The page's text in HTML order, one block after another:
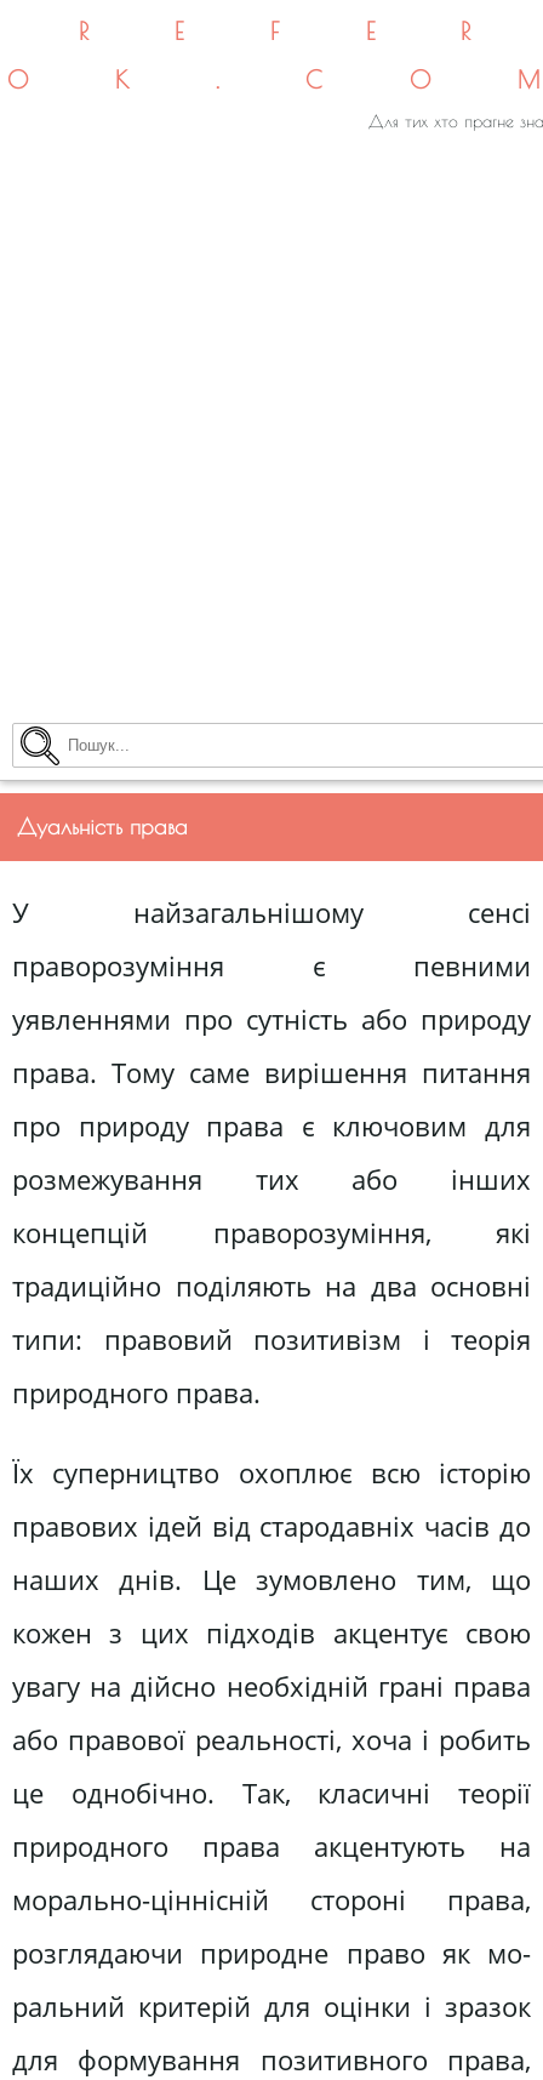
Для тих хто прагне
Дуальність права
У найзагальнішому сенсі
праворозуміння є певними
уявленнями про сутність або природу
права. Тому саме вирішення питання
про природу права є ключовим для
розме­жування тих або інших
концепцій праворозуміння, які
традиційно поділя­ють на два основні
типи: правовий по­зитивізм і теорія
природного права.
Їх суперництво охоплює всю історію
правових ідей від стародавніх часів до
наших днів. Це зумовлено тим, що
кожен з цих підходів акцентує свою
увагу на дійсно необхідній грані права
або правової реальності, хоча і робить
це однобічно. Так, класичні те­орії
природного права акцентують на
морально-ціннісній стороні права,
розглядаючи природне право як мо­
ральний критерій для оцінки і зразок
для формування позитивного права,